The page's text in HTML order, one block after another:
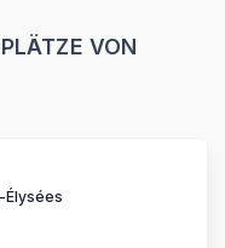
VON
Élysées